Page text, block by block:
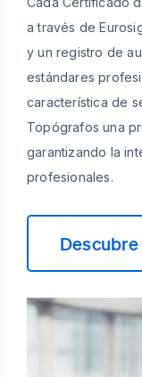
a través de
y un registro de
estándares
característica de
Topógrafos una
garantizando la
profesionales.